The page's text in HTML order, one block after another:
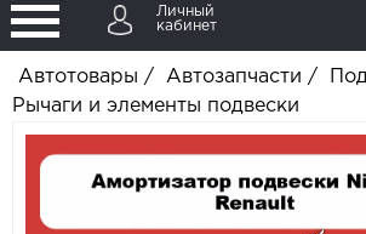
Личный
кабинет
Автотовары / Автозапчасти /
Рычаги и элементы подвески